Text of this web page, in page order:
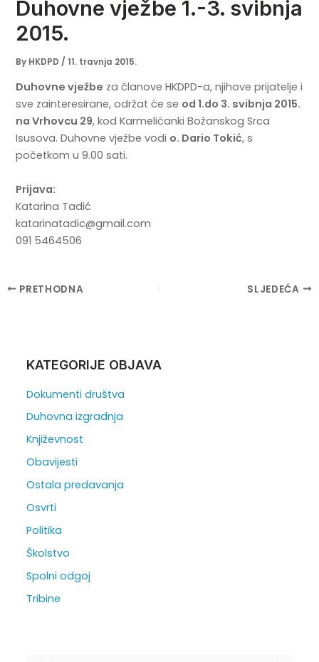
Duhovne vježbe 1.-3. svibnja
2015.
By HKDPD /11. travnja 2015.
Duhovne vježbe za članove HKDPD-a, njihove prijatelje i
sve zainteresirane, održat će se od 1.do 3. svibnja 2015.
na Vrhovcu 29, kod Karmelićanki Božanskog Srca
Isusova. Duhovne vježbe vodi o. Dario Tokić, s
početkom u 9.00 sati.
Prijava:
Katarina Tadić
katarinatadic@gmail.com
091 5464506
PostPRETHODNA SLJEDEĆA
KATEGORIJE OBJAVA
Dokumenti društva
Duhovna izgradnja
Književnost
Obavijesti
Ostala predavanja
Osvrti
Politika
Školstvo
Spolni odgoj
Tribine